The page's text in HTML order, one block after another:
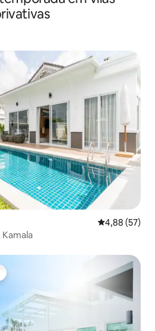
cerca de 800-
de festas
4,88 de uma
4,88 (57)
Kamala